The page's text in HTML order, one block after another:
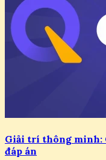
Giải trí thông minh:
đáp án